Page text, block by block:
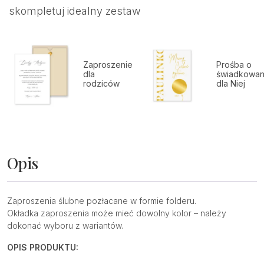
skompletuj idealny zestaw
Zaproszenie
dla
rodziców
Prośba o
dla Niej
Opis
Zaproszenia ślubne pozłacane w formie folderu.
Okładka zaproszenia może mieć dowolny kolor – należy
dokonać wyboru z wariantów.
OPIS PRODUKTU: